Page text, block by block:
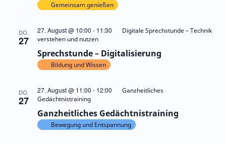
Gemeinsam genießen
DO.
27
Sprechstunde – Digitalisierung
27. August @ 10:00 - 11:30
Digitale Sprechstunde – Technik
verstehen und nutzen
Bildung und Wissen
DO.
27
Ganzheitliches Gedächtnistraining
27. August @ 11:00 - 12:00
Ganzheitliches
Gedächtnistraining
Bewegung und Entspannung